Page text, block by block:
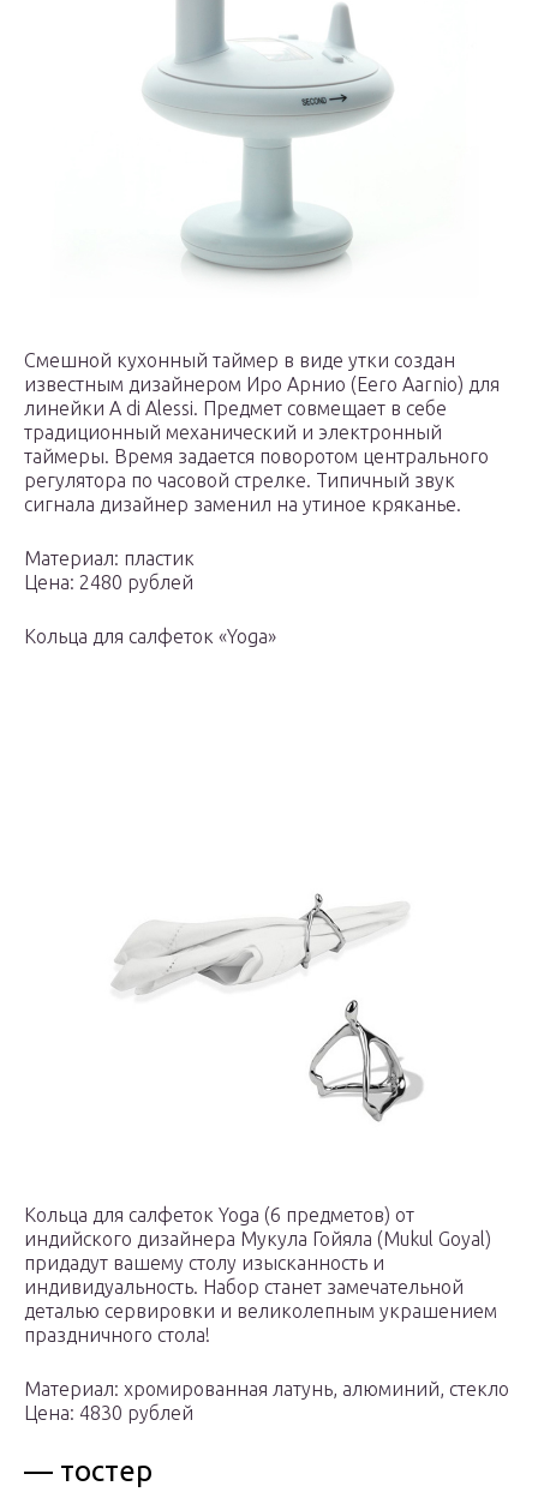
Смешной кухонный таймер в виде утки создан
известным дизайнером Иро Арнио (Eero Aarnio) для
линейки A di Alessi. Предмет совмещает в себе
традиционный механический и электронный
таймеры. Время задается поворотом центрального
регулятора по часовой стрелке. Типичный звук
сигнала дизайнер заменил на утиное кряканье.
Материал: пластик
Цена: 2480 рублей
Кольца для салфеток «Yoga»
Кольца для салфеток Yoga (6 предметов) от
индийского дизайнера Мукула Гойяла (Mukul Goyal)
придадут вашему столу изысканность и
индивидуальность. Набор станет замечательной
деталью сервировки и великолепным украшением
праздничного стола!
Материал: хромированная латунь, алюминий, стекло
Цена: 4830 рублей
— тостер